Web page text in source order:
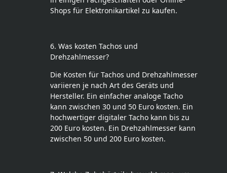
Shops für Elektronikartikel zu kaufen.
6. Was kosten Tachos und
Drehzahlmesser?
Die Kosten für Tachos und Drehzahlmesser
variieren je nach Art des Geräts und
Hersteller. Ein einfacher analoge Tacho
kann zwischen 30 und 50 Euro kosten. Ein
hochwertiger digitaler Tacho kann bis zu
200 Euro kosten. Ein Drehzahlmesser kann
zwischen 50 und 200 Euro kosten.